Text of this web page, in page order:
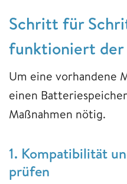
Schritt für
funktioniert der
Um eine vorhandene
einen
Maßnahmen nötig.
1. Kompatibilität
prüfen